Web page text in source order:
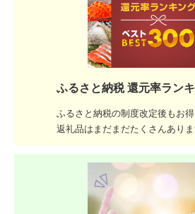
ふるさと納税 還元率ラン
ふるさと納税の制度改定後もお
返礼品はまだまだたくさんありま